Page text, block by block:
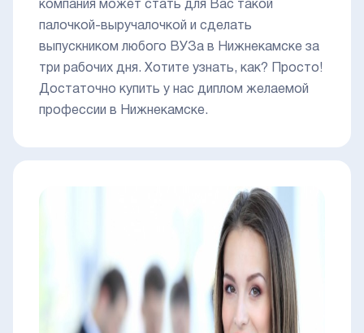
компания может стать для Вас такой
палочкой-выручалочкой и сделать
выпускником любого ВУЗа в Нижнекамске за
три рабочих дня. Хотите узнать, как? Просто!
Достаточно купить у нас диплом желаемой
профессии в Нижнекамске.